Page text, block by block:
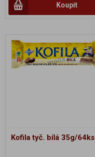
Koupit
Kofila tyč. bílá 35g/64ks